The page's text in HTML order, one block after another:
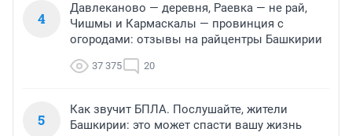
4
Давлеканово — деревня, Раевка — не рай,
Чишмы и Кармаскалы — провинция с
огородами: отзывы на райцентры Башкирии
37 375 20
5
Как звучит БПЛА. Послушайте, жители
Башкирии: это может спасти вашу жизнь